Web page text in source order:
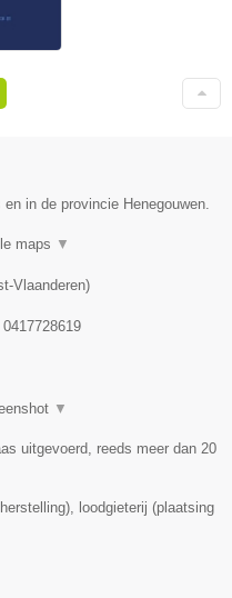
in de provincie Henegouwen.
maps ▼
Vlaanderen)
0417728619
▼
uitgevoerd, reeds meer dan 20
loodgieterij (plaatsing